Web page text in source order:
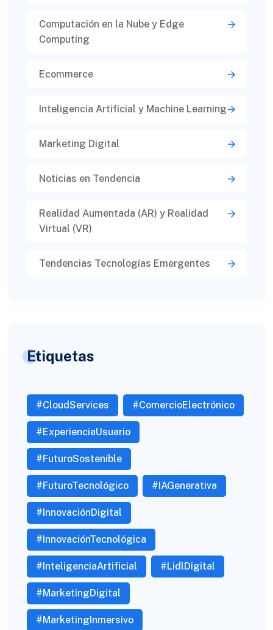
Computación en la Nube y Edge
Computing
Ecommerce
Inteligencia Artificial y Machine Learning
Marketing Digital
Noticias en Tendencia
Realidad Aumentada (AR) y Realidad
Virtual (VR)​
Tendencias Tecnologías Emergentes
Etiquetas
#CloudServices #ComercioElectrónico
#ExperienciaUsuario
#FuturoSostenible
#FuturoTecnológico #IAGenerativa
#InnovaciónDigital
#InnovaciónTecnológica
#InteligenciaArtificial #LidlDigital
#MarketingDigital
#MarketingInmersivo